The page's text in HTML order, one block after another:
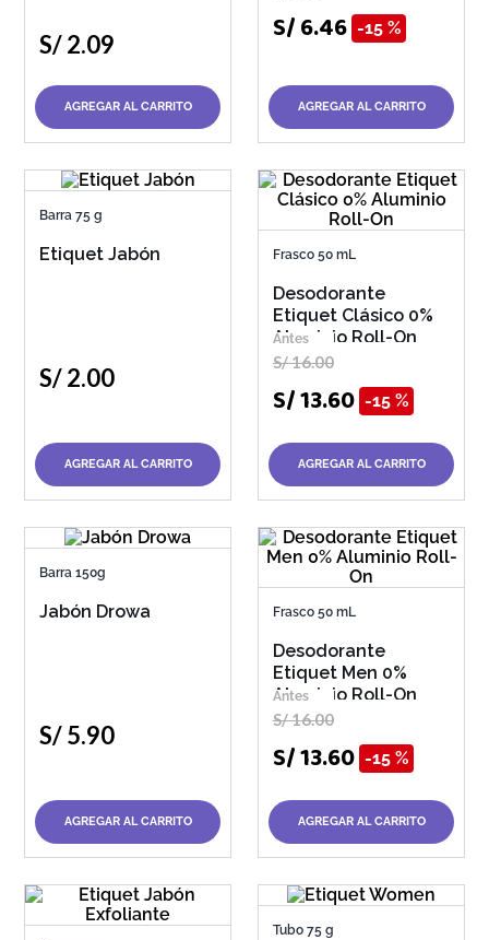
S/2.09
AGREGAR AL CARRITO
S/6.46 15 %
AGREGAR AL CARRITO
Barra 75 g
Etiquet Jabón
S/2.00
AGREGAR AL CARRITO
Frasco 50 mL
Desodorante
Etiquet Clásico 0%
Aluminio Roll-On
S/16.00
S/13.60 15 %
AGREGAR AL CARRITO
Barra 150g
Jabón Drowa
S/5.90
AGREGAR AL CARRITO
Frasco 50 mL
Desodorante
Etiquet Men 0%
Aluminio Roll-On
S/16.00
S/13.60 15 %
AGREGAR AL CARRITO
Tubo 75 g